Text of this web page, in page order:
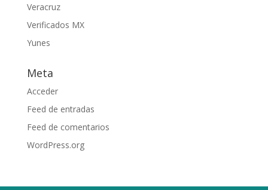
Veracruz
Verificados MX
Yunes
Meta
Acceder
Feed de entradas
Feed de comentarios
WordPress.org